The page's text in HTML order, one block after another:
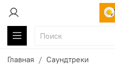
Главная Саундтреки